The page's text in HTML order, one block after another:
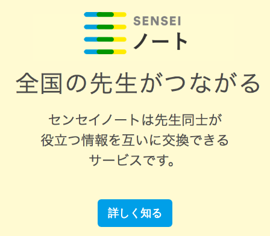
詳しく知る